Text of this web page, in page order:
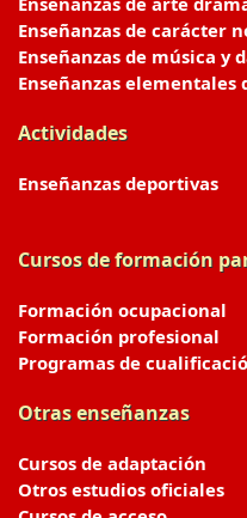
Enseñanzas de carácter
Enseñanzas de música y
Enseñanzas elementales
Actividades
Enseñanzas deportivas
Cursos de formación
Formación ocupacional
Formación profesional
Programas de
Otras enseñanzas
Cursos de adaptación
Otros estudios oficiales